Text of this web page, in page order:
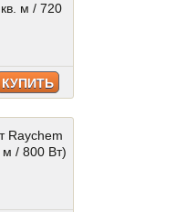
м / 720
КУПИТЬ
Raychem
м / 800 Вт)